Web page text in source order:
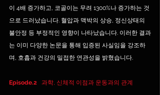
이 4배 증가하고, 코골이는 무려 1300%나 증가하는 것
으로 드러났습니다. 혈압과 맥박의 상승, 정신상태의
불안정 등 부정적인 영향이 나타났습니다. 이러한 결과
는 이미 다양한 논문을 통해 입증된 사실임을 강조하
며, 호흡과 건강의 밀접한 연관성을 밝혔습니다.
Episode.2
  과학, 신체적 이점과 운동과의 관계